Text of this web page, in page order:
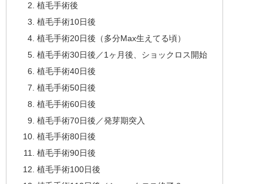
植毛手術後
植毛手術10日後
植毛手術20日後（多分Max生えてる頃）
植毛手術30日後／1ヶ月後、ショックロス開始
植毛手術40日後
植毛手術50日後
植毛手術60日後
植毛手術70日後／発芽期突入
植毛手術80日後
植毛手術90日後
植毛手術100日後